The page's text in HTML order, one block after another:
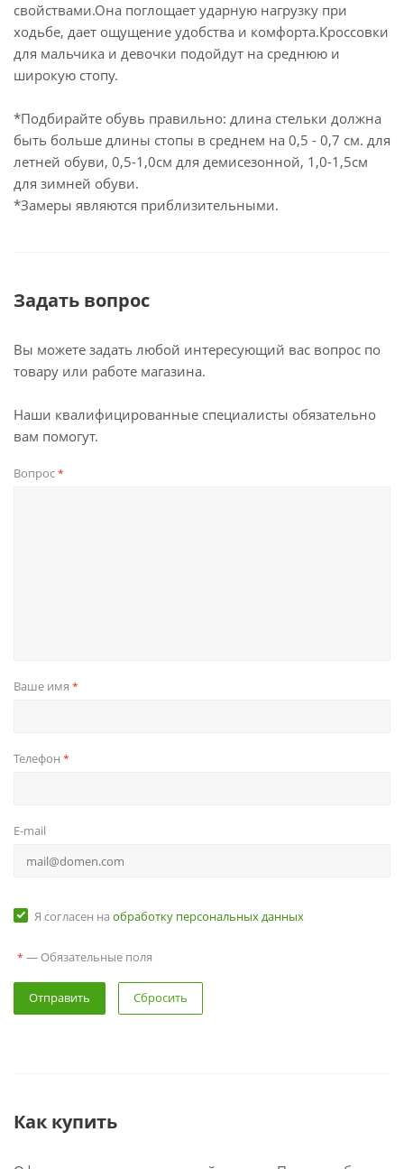
свойствами.Она поглощает ударную нагрузку при
ходьбе, дает ощущение удобства и комфорта.Кроссовки
для мальчика и девочки подойдут на среднюю и
широкую стопу.
*Подбирайте обувь правильно: длина стельки должна
быть больше длины стопы в среднем на 0,5 - 0,7 см. для
летней обуви, 0,5-1,0см для демисезонной, 1,0-1,5см
для зимней обуви.
*Замеры являются приблизительными.
Задать вопрос
Вы можете задать любой интересующий вас вопрос по
товару или работе магазина.
Наши квалифицированные специалисты обязательно
вам помогут.
Вопрос*
Ваше имя *
Телефон *
E-mail
Я согласен на обработку персональных данных
* — Обязательные поля
Сбросить
Как купить